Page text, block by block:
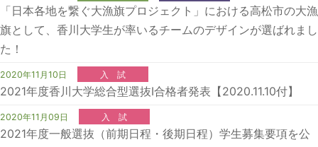
「日本各地を繋ぐ大漁旗プロジェクト」における高松市の大漁
旗として、香川大学生が率いるチームのデザインが選ばれまし
た！
2020年11月10日 入 試
2021年度香川大学総合型選抜Ⅰ合格者発表【2020.11.10付】
2020年11月09日 入 試
2021年度一般選抜（前期日程・後期日程）学生募集要項を公